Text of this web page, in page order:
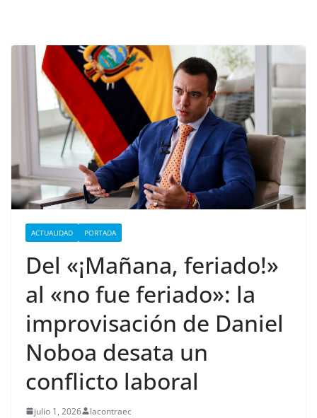
ACTUALIDAD PORTADA
Del «¡Mañana, feriado!»
al «no fue feriado»: la
improvisación de Daniel
Noboa desata un
conflicto laboral
julio 1, 2026 lacontraec